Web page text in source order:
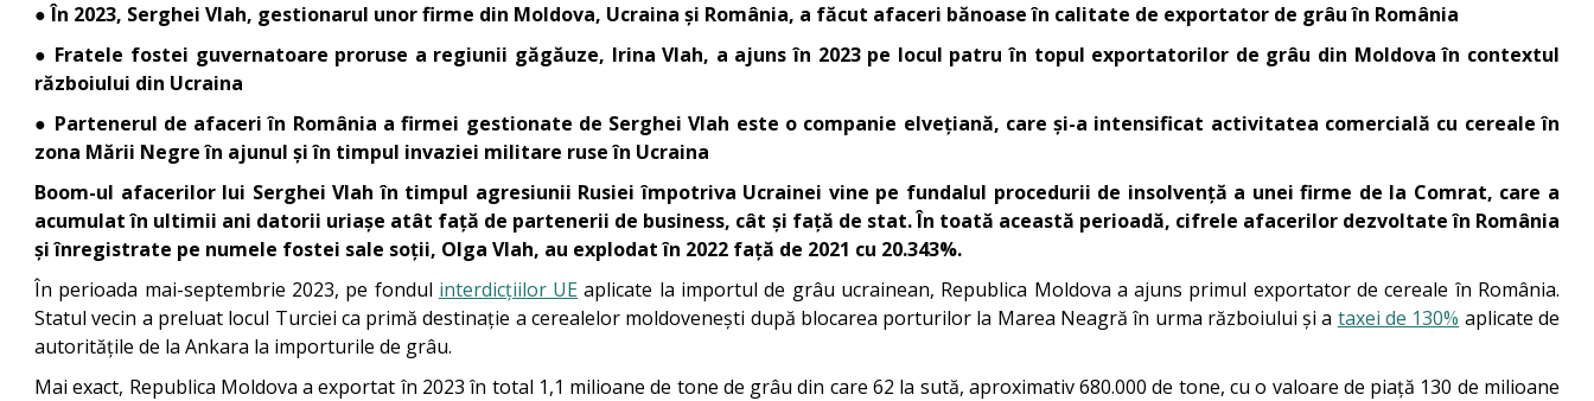
● În 2023, Serghei Vlah, gestionarul unor firme din Moldova, Ucraina și România, a făcut afaceri bănoase în calitate de exportator de grâu în România
● Fratele fostei guvernatoare proruse a regiunii găgăuze, Irina Vlah, a ajuns în 2023 pe locul patru în topul exportatorilor de grâu din Moldova în contextul
războiului din Ucraina
● Partenerul de afaceri în România a firmei gestionate de Serghei Vlah este o companie elvețiană, care și-a intensificat activitatea comercială cu cereale în
zona Mării Negre în ajunul și în timpul invaziei militare ruse în Ucraina
Boom-ul afacerilor lui Serghei Vlah în timpul agresiunii Rusiei împotriva Ucrainei vine pe fundalul procedurii de insolvență a unei firme de la Comrat, care a
acumulat în ultimii ani datorii uriașe atât față de partenerii de business, cât și față de stat. În toată această perioadă, cifrele afacerilor dezvoltate în România
și înregistrate pe numele fostei sale soții, Olga Vlah, au explodat în 2022 față de 2021 cu 20.343%.
În perioada mai-septembrie 2023, pe fondul interdicțiilor UE aplicate la importul de grâu ucrainean, Republica Moldova a ajuns primul exportator de cereale în România.
Statul vecin a preluat locul Turciei ca primă destinație a cerealelor moldovenești după blocarea porturilor la Marea Neagră în urma războiului și a taxei de 130% aplicate de
autoritățile de la Ankara la importurile de grâu.
Mai exact, Republica Moldova a exportat în 2023 în total 1,1 milioane de tone de grâu din care 62 la sută, aproximativ 680.000 de tone, cu o valoare de piață 130 de milioane